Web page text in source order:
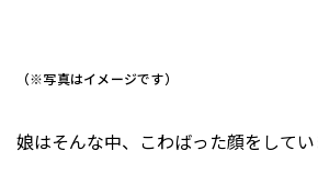
（※写真はイメージです）
娘はそんな中、こわばった顔をしてい